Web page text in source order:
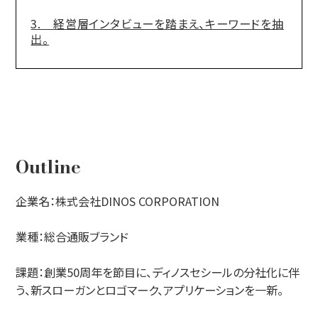
ダウンロード
お問い合わせ
3. 経営層インタビューを踏まえ、キーワードを抽
出。
Outline
企業名：株式会社DINOS CORPORATION
業種：総合通販ブランド
課題：創業50周年を節目に、ディノスセシールの分社化に伴
う、新スローガンとロゴマーク、アプリケーションを一新。